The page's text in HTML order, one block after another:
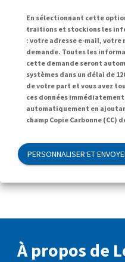
En sélectionnant cette
traitions et stockions les
: votre adresse e-mail, votre
demande. Toutes les
cette demande seront
systèmes dans un délai de
de votre part et vous avez
ces données
automatiquement en
champ Copie Carbonne (CC)
PERSONNALISER ET
À propos de